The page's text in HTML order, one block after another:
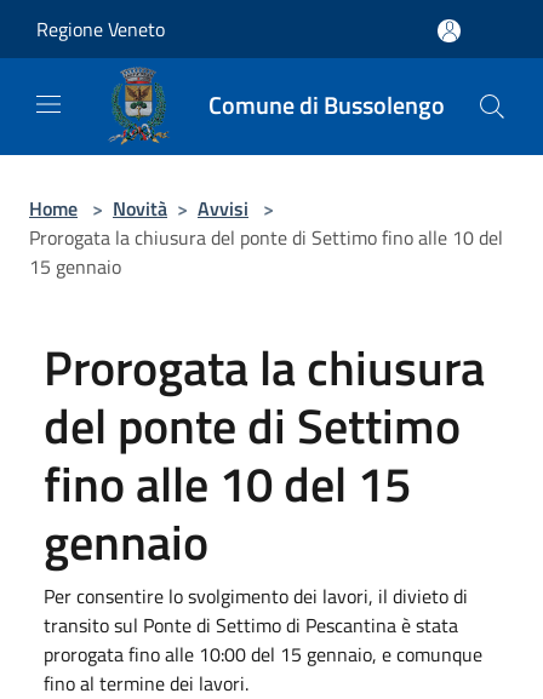
Regione Veneto
Comune di Bussolengo
Home > Novità > Avvisi >
Prorogata la chiusura del ponte di Settimo fino alle 10 del
15 gennaio
Prorogata la chiusura
del ponte di Settimo
fino alle 10 del 15
gennaio
Per consentire lo svolgimento dei lavori, il divieto di
transito sul Ponte di Settimo di Pescantina è stata
prorogata fino alle 10:00 del 15 gennaio, e comunque
fino al termine dei lavori.